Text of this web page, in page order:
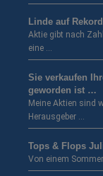
Linde auf
Aktie gibt nach
eine …
Sie verkaufen
geworden ist …
Meine Aktien sind
Herausgeber …
Tops & Flops
Von einem